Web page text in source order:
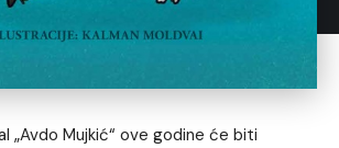
„Avdo Mujkić“ ove godine će biti